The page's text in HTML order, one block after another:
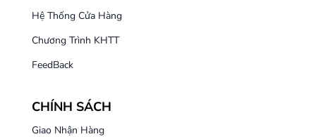
Hệ Thống Cửa Hàng
Chương Trình KHTT
FeedBack
CHÍNH SÁCH
Giao Nhận Hàng